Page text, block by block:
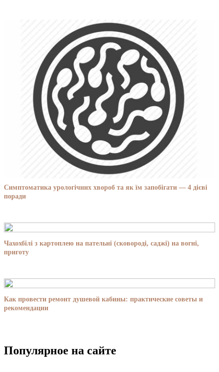
Симптоматика урологічних хвороб та як їм запобігати — 4 дієві
поради
Чахохбілі з картоплею на пательні (сковороді, саджі) на вогні,
приготу
Как провести ремонт душевой кабины: практические советы и
рекомендации
Популярное на сайте